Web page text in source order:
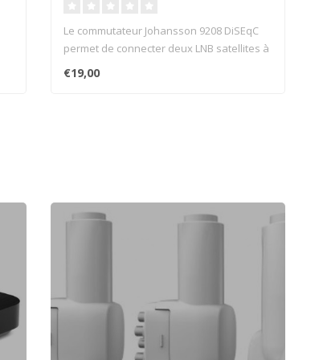
Le commutateur Johansson 9208 DiSEqC
permet de connecter deux LNB satellites à
€19,00